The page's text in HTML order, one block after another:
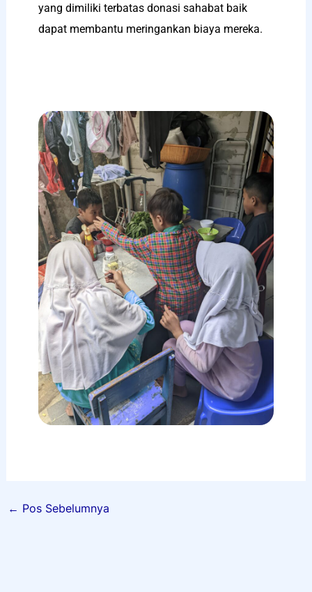
yang dimiliki terbatas donasi sahabat baik
dapat membantu meringankan biaya mereka.
← Pos Sebelumnya